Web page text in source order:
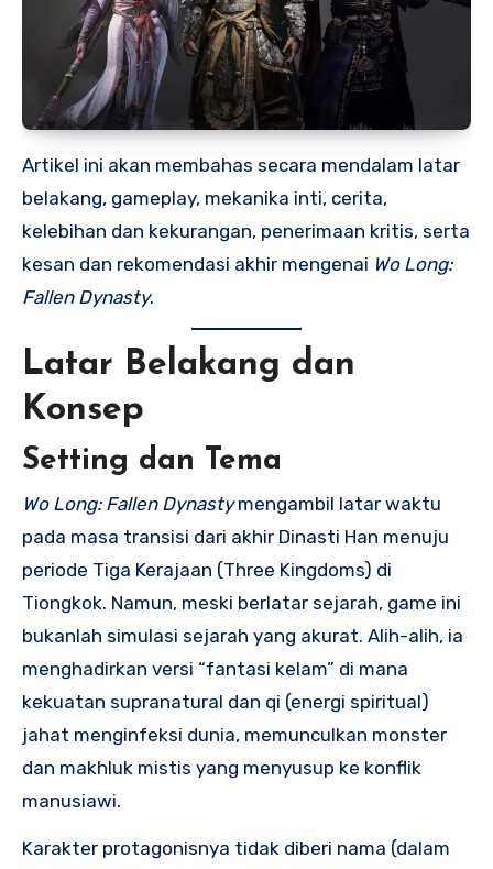
Artikel ini akan membahas secara mendalam latar
belakang, gameplay, mekanika inti, cerita,
kelebihan dan kekurangan, penerimaan kritis, serta
kesan dan rekomendasi akhir mengenai Wo Long:
Fallen Dynasty.
Latar Belakang dan
Konsep
Setting dan Tema
Wo Long: Fallen Dynastymengambil latar waktu
pada masa transisi dari akhir Dinasti Han menuju
periode Tiga Kerajaan (Three Kingdoms) di
Tiongkok. Namun, meski berlatar sejarah, game ini
bukanlah simulasi sejarah yang akurat. Alih-alih, ia
menghadirkan versi “fantasi kelam” di mana
kekuatan supranatural dan qi (energi spiritual)
jahat menginfeksi dunia, memunculkan monster
dan makhluk mistis yang menyusup ke konflik
manusiawi.
Karakter protagonisnya tidak diberi nama (dalam